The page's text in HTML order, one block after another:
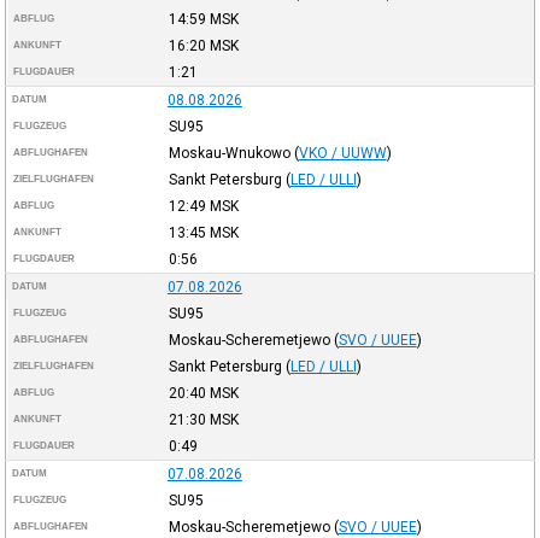
ABFLUG 14:59 MSK
ANKUNFT 16:20 MSK
FLUGDAUER 1:21
DATUM 08.08.2026
FLUGZEUG SU95
ABFLUGHAFEN Moskau-Wnukowo (VKO / UUWW)
ZIELFLUGHAFEN Sankt Petersburg (LED / ULLI)
ABFLUG 12:49 MSK
ANKUNFT 13:45 MSK
FLUGDAUER 0:56
DATUM 07.08.2026
FLUGZEUG SU95
ABFLUGHAFEN Moskau-Scheremetjewo (SVO / UUEE)
ZIELFLUGHAFEN Sankt Petersburg (LED / ULLI)
ABFLUG 20:40 MSK
ANKUNFT 21:30 MSK
FLUGDAUER 0:49
DATUM 07.08.2026
FLUGZEUG SU95
ABFLUGHAFEN Moskau-Scheremetjewo (SVO / UUEE)